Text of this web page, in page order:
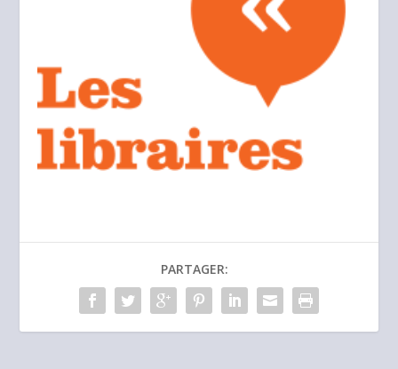
PARTAGER: